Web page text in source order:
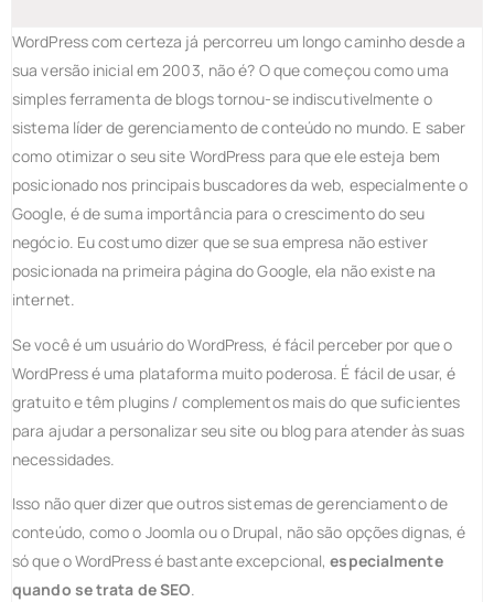
WordPress com certeza já percorreu um longo caminho desde a
sua versão inicial em 2003, não é? O que começou como uma
simples ferramenta de blogs tornou-se indiscutivelmente o
sistema líder de gerenciamento de conteúdo no mundo. E saber
como otimizar o seu site WordPress para que ele esteja bem
posicionado nos principais buscadores da web, especialmente o
Google, é de suma importância para o crescimento do seu
negócio. Eu costumo dizer que se sua empresa não estiver
posicionada na primeira página do Google, ela não existe na
internet.
Se você é um usuário do WordPress, é fácil perceber por que o
WordPress é uma plataforma muito poderosa. É fácil de usar, é
gratuito e têm plugins / complementos mais do que suficientes
para ajudar a personalizar seu site ou blog para atender às suas
necessidades.
Isso não quer dizer que outros sistemas de gerenciamento de
conteúdo, como o Joomla ou o Drupal, não são opções dignas, é
só que o WordPress é bastante excepcional,especialmente
quando se trata de SEO.